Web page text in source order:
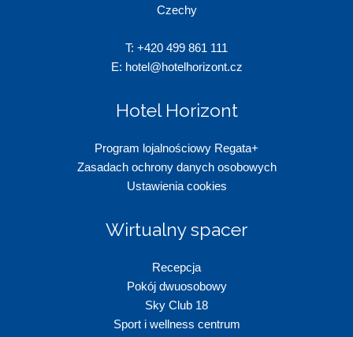
Czechy
T: +420 499 861 111
E: hotel@hotelhorizont.cz
Hotel Horizont
Program lojalnościowy Regata+
Zasadach ochrony danych osobowych
Ustawienia cookies
Wirtualny spacer
Recepcja
Pokój dwuosobowy
Sky Club 18
Sport i wellness centrum